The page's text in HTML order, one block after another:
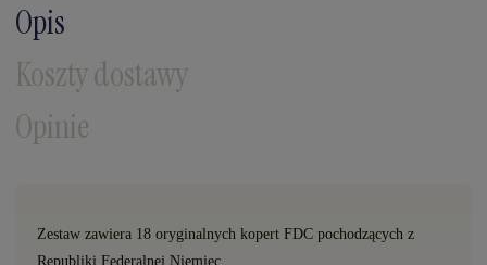
Opis
Koszty dostawy
Opinie
Zestaw zawiera 18 oryginalnych kopert FDC pochodzących z
Republiki Federalnej Niemiec.